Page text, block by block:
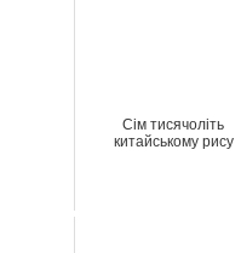
Сім тисячоліть
китайському рису